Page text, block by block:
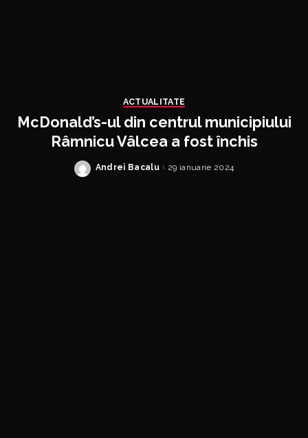
ACTUALITATE
McDonald’s-ul din centrul municipiului
Râmnicu Vâlcea a fost închis
Posted
Andrei Bacalu 29 ianuarie 2024